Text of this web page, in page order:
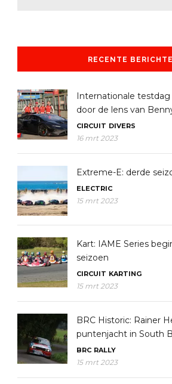
RECENTE
Internationale
door de lens van
CIRCUIT DIVERS
16 mrt 2023
Extreme-E: derde
ELECTRIC
15 mrt 2023
Kart: IAME Series
seizoen
CIRCUIT KARTING
15 mrt 2023
BRC Historic: Rainer
puntenjacht in South
BRC RALLY
15 mrt 2023